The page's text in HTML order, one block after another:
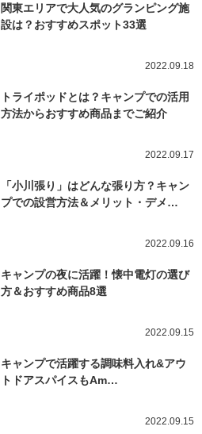
関東エリアで大人気のグランピング施
設は？おすすめスポット33選
2022.09.18
トライポッドとは？キャンプでの活用
方法からおすすめ商品までご紹介
2022.09.17
「小川張り」はどんな張り方？キャン
プでの設営方法＆メリット・デメ…
2022.09.16
キャンプの夜に活躍！懐中電灯の選び
方＆おすすめ商品8選
2022.09.15
キャンプで活躍する調味料入れ&アウ
トドアスパイスもAm…
2022.09.15